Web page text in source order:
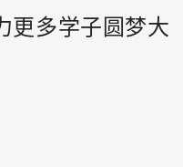
更多学子圆梦大